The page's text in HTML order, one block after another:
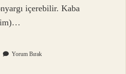
içerebilir. Kaba
Yorum Bırak